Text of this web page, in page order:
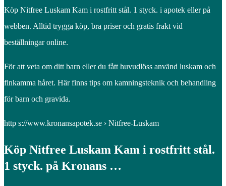
Köp Nitfree Luskam Kam i rostfritt stål. 1 styck. i apotek eller på
webben. Alltid trygga köp, bra priser och gratis frakt vid
beställningar online.
För att veta om ditt barn eller du fått huvudlöss använd luskam och
finkamma håret. Här finns tips om kamningsteknik och behandling
för barn och gravida.
http s://www.kronansapotek.se › Nitfree-Luskam
Köp Nitfree Luskam Kam i rostfritt stål.
1 styck. på Kronans …